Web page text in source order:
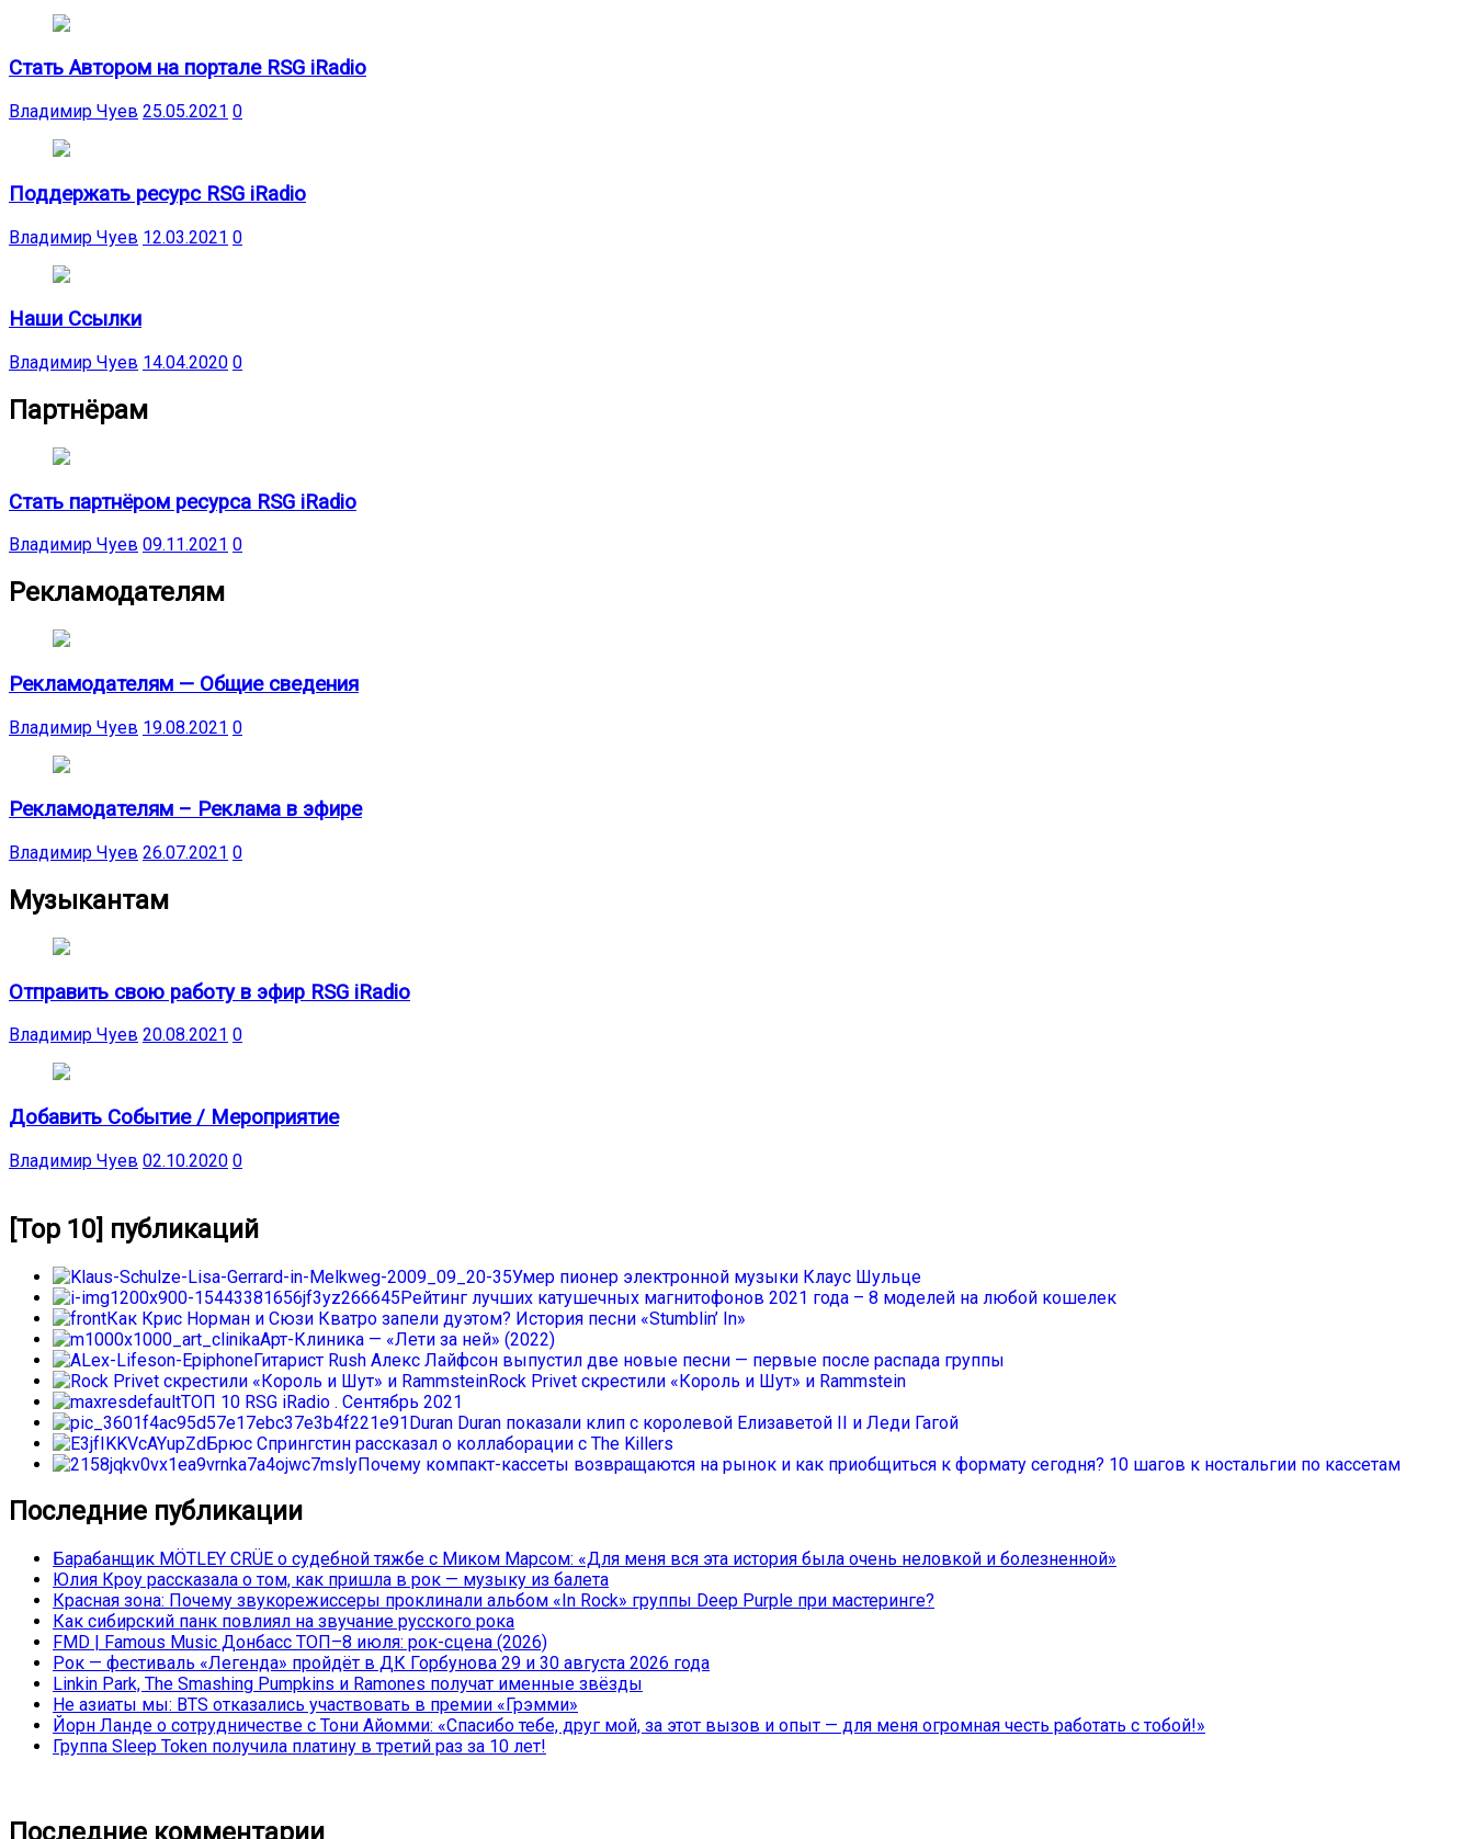
Стать Автором на портале RSG iRadio
Владимир Чуев 25.05.2021 0
Поддержать ресурс RSG iRadio
Владимир Чуев 12.03.2021 0
Наши Ссылки
Владимир Чуев 14.04.2020 0
Партнёрам
Стать партнёром ресурса RSG iRadio
Владимир Чуев 09.11.2021 0
Рекламодателям
Рекламодателям — Общие сведения
Владимир Чуев 19.08.2021 0
Рекламодателям – Реклама в эфире
Владимир Чуев 26.07.2021 0
Музыкантам
Отправить свою работу в эфир RSG iRadio
Владимир Чуев 20.08.2021 0
Добавить Событие / Мероприятие
Владимир Чуев 02.10.2020 0
[Top 10] публикаций
Умер пионер электронной музыки Клаус Шульце
Рейтинг лучших катушечных магнитофонов 2021 года – 8 моделей на любой кошелек
Как Крис Норман и Сюзи Кватро запели дуэтом? История песни «Stumblin’ In»
Арт-Клиника — «Лети за ней» (2022)
Гитарист Rush Алекс Лайфсон выпустил две новые песни — первые после распада группы
Rock Privet скрестили «Король и Шут» и Rammstein
ТОП 10 RSG iRadio . Сентябрь 2021
Duran Duran показали клип с королевой Елизаветой II и Леди Гагой
Брюс Спрингстин рассказал о коллаборации с The Killers
Почему компакт-кассеты возвращаются на рынок и как приобщиться к формату сегодня? 10 шагов к ностальгии по кассетам
Последние публикации
Барабанщик MÖTLEY CRÜE о судебной тяжбе с Миком Марсом: «Для меня вся эта история была очень неловкой и болезненной»
Юлия Кроу рассказала о том, как пришла в рок — музыку из балета
Красная зона: Почему звукорежиссеры проклинали альбом «In Rock» группы Deep Purple при мастеринге?
Как сибирский панк повлиял на звучание русского рока
FMD | Famous Music Донбасс ТОП–8 июля: рок-сцена (2026)
Рок — фестиваль «Легенда» пройдёт в ДК Горбунова 29 и 30 августа 2026 года
Linkin Park, The Smashing Pumpkins и Ramones получат именные звёзды
Не азиаты мы: BTS отказались участвовать в премии «Грэмми»
Йорн Ланде о сотрудничестве с Тони Айомми: «Спасибо тебе, друг мой, за этот вызов и опыт — для меня огромная честь работать с тобой!»
Группа Sleep Token получила платину в третий раз за 10 лет!
Последние комментарии